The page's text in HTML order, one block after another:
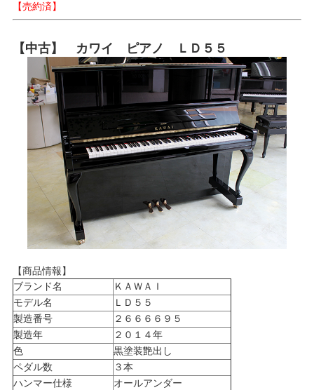
【売約済】
【中古】 カワイ ピアノ ＬＤ５５
【商品情報】
ブランド名
ＫＡＷＡＩ
モデル名
ＬＤ５５
製造番号
２６６６６９５
製造年
２０１４年
色
黒塗装艶出し
ペダル数
３本
ハンマー仕様
オールアンダー